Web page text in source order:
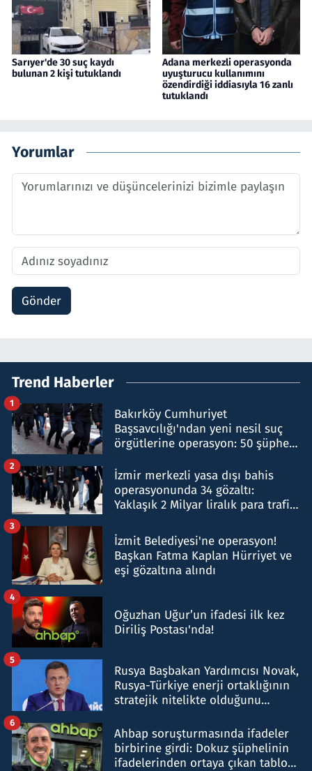
Sarıyer'de 30 suç kaydı
bulunan 2 kişi tutuklandı
Adana merkezli operasyonda
uyuşturucu kullanımını
özendirdiği iddiasıyla 16 zanlı
tutuklandı
Yorumlar
Gönder
Trend Haberler
Bakırköy Cumhuriyet
Başsavcılığı'ndan yeni nesil suç
örgütlerine operasyon: 50 şüpheli
1
İzmir merkezli yasa dışı bahis
operasyonunda 34 gözaltı:
Yaklaşık 2 Milyar liralık para trafiği
2
İzmit Belediyesi'ne operasyon!
Başkan Fatma Kaplan Hürriyet ve
eşi gözaltına alındı
3
Oğuzhan Uğur’un ifadesi ilk kez
Diriliş Postası'nda!
4
Rusya Başbakan Yardımcısı Novak,
Rusya-Türkiye enerji ortaklığının
stratejik nitelikte olduğunu
5
Ahbap soruşturmasında ifadeler
birbirine girdi: Dokuz şüphelinin
ifadelerinden ortaya çıkan tablo
6